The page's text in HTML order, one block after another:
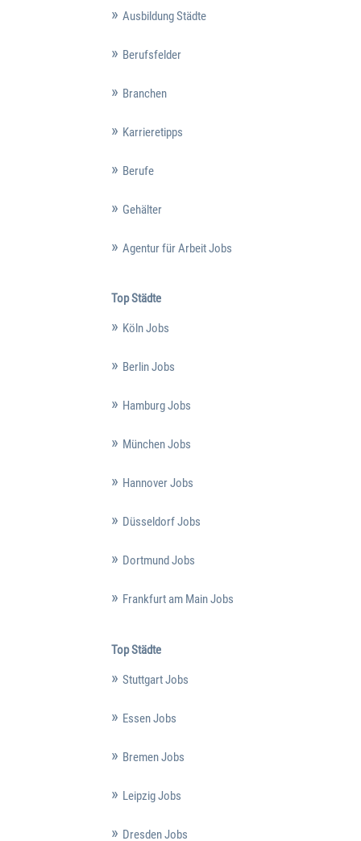
Ausbildung Städte
Berufsfelder
Branchen
Karrieretipps
Berufe
Gehälter
Agentur für Arbeit Jobs
Top Städte
Köln Jobs
Berlin Jobs
Hamburg Jobs
München Jobs
Hannover Jobs
Düsseldorf Jobs
Dortmund Jobs
Frankfurt am Main Jobs
Top Städte
Stuttgart Jobs
Essen Jobs
Bremen Jobs
Leipzig Jobs
Dresden Jobs